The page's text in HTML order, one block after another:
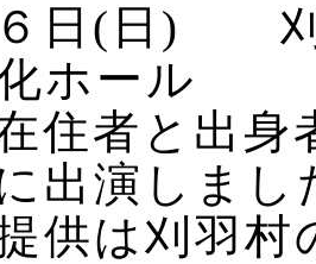
６日(日)
ホール
住者と出身
出演しまし
供は刈羽村